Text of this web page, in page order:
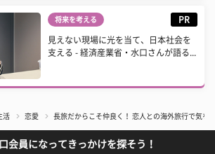
将来を考える PR
見えない現場に光を当て、日本社会を
支える - 経済産業省・水口さんが語る...
活 恋愛 長旅だからこそ仲良く！ 恋人との海外旅行で気を
会員になってきっかけを探そう！